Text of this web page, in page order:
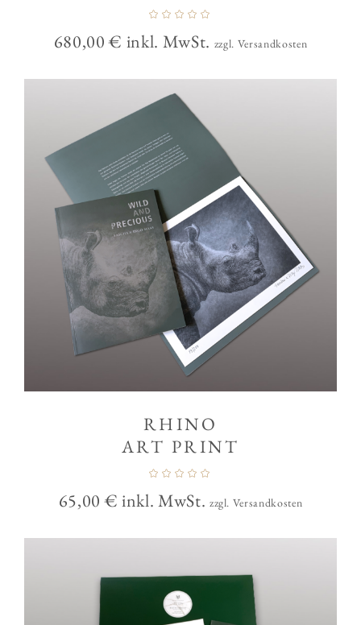
680,00€ inkl. MwSt. zzgl. Versandkosten
RHINO
ART PRINT
65,00€ inkl. MwSt. zzgl. Versandkosten